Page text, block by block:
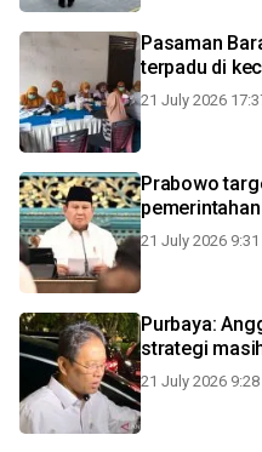
Pasaman
terpadu di
21 July 2026
Prabowo
21 July 2026 9:31
Purbaya:
strategi
21 July 2026 9:28